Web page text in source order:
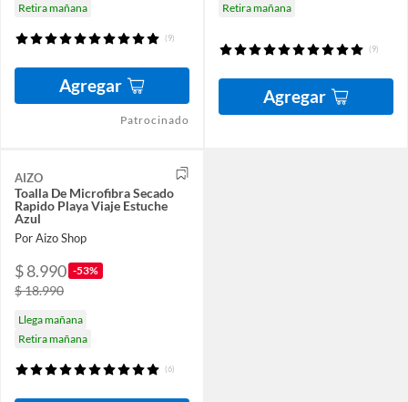
Retira mañana
(9)
Agregar
Patrocinado
Retira mañana
(9)
Agregar
AIZO
Toalla De Microfibra Secado
Rapido Playa Viaje Estuche
Azul
Por Aizo Shop
$ 8.990 -53%
$ 18.990
Llega mañana
Retira mañana
(6)